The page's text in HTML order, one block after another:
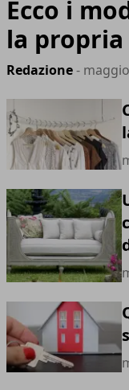
Ecco i
la propria
Redazione-